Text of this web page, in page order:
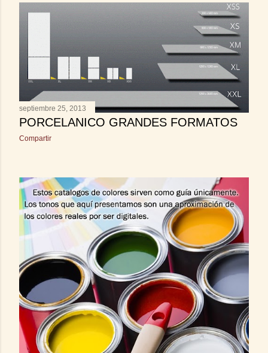
a
d
a
s
septiembre 25, 2013
PORCELANICO GRANDES FORMATOS
Compartir